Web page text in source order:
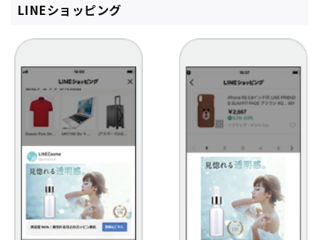
LINEショッピング